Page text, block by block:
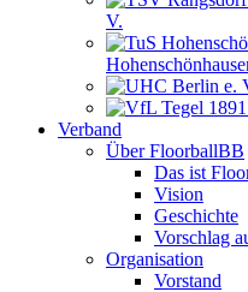
V.
Verband
Über FloorballBB
Das ist
Vision
Geschichte
Vorschlag
Organisation
Vorstand